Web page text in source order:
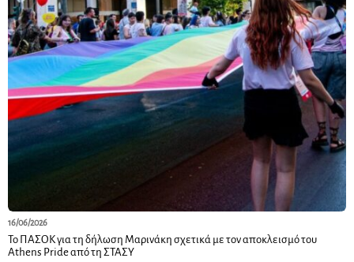
16/06/2026
Το ΠΑΣΟΚ για τη δήλωση Μαρινάκη σχετικά με τον αποκλεισμό του
Athens Pride από τη ΣΤΑΣΥ